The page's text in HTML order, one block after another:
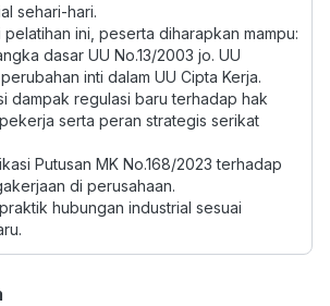
sehari-hari.
ini, peserta diharapkan mampu:
dasar UU No.13/2003 jo. UU
inti dalam UU Cipta Kerja.
dampak regulasi baru terhadap hak
serta peran strategis serikat
Putusan MK No.168/2023 terhadap
di perusahaan.
hubungan industrial sesuai